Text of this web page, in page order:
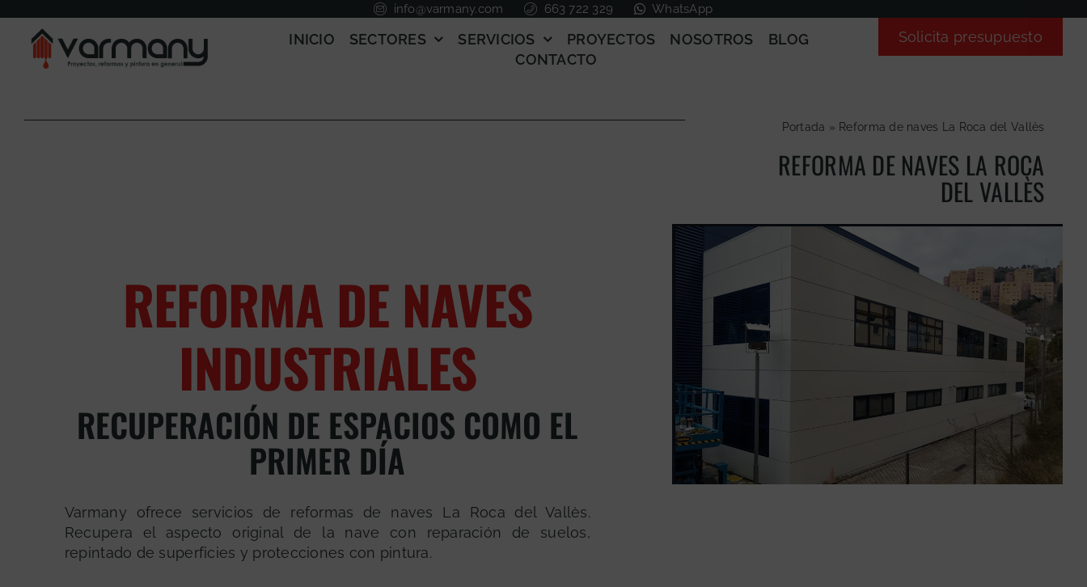
contenido
info@varmany.com 663 722 329 WhatsApp
INICIO SECTORES SERVICIOS PROYECTOS NOSOTROS
BLOG
CONTACTO
Solicita presupuesto
Portada » Reforma de naves La Roca del Vallès
REFORMA DE NAVES LA ROCA
DEL VALLÈS
REFORMA DE NAVES
INDUSTRIALES
RECUPERACIÓN DE ESPACIOS COMO EL
PRIMER DÍA
Varmany ofrece servicios de reformas de naves La Roca del Vallès.
Recupera el aspecto original de la nave con reparación de suelos,
repintado de superficies y protecciones con pintura.